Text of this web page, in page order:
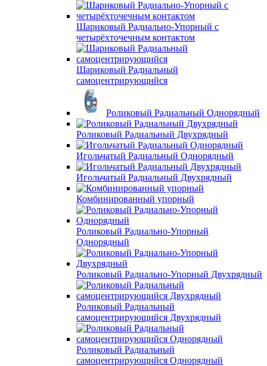
Шариковый Радиально-Упорный с
четырёхточечным контактом
Шариковый Радиальный
самоцентрирующийся
Роликовый Радиальный Однорядный
Роликовый Радиальный Двухрядный
Игольчатый Радиальный Однорядный
Игольчатый Радиальный Двухрядный
Комбинированный упорный
Роликовый Радиально-Упорный
Однорядный
Роликовый Радиально-Упорный Двухрядный
Роликовый Радиальный
самоцентрирующийся Двухрядный
Роликовый Радиальный
самоцентрирующийся Однорядный